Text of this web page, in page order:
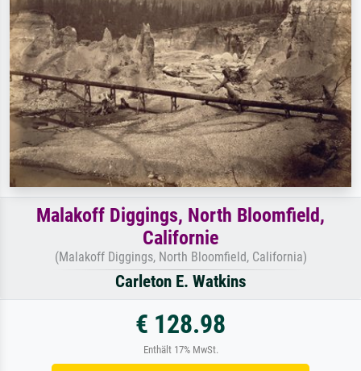
Malakoff Diggings, North Bloomfield,
Californie
(Malakoff Diggings, North Bloomfield, California)
Carleton E. Watkins
€ 128.98
Enthält 17% MwSt.